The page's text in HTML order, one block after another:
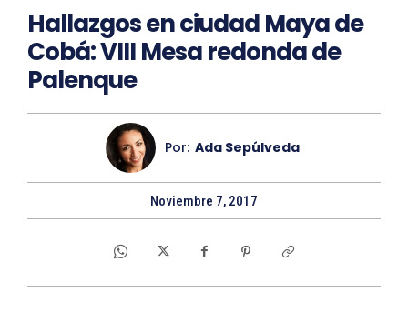
Hallazgos en ciudad Maya de
Cobá: VIII Mesa redonda de
Palenque
Por: Ada Sepúlveda
Noviembre 7, 2017